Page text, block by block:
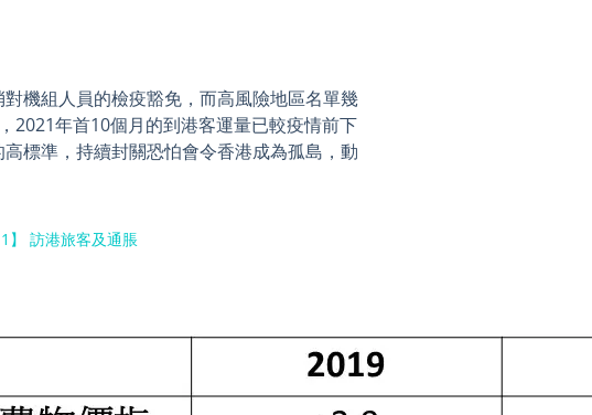
機組人員的檢疫豁免，而高風險地區名單幾
2021年首10個月的到港客運量已較疫情前下
標準，持續封關恐怕會令香港成為孤島，動
1】 訪港旅客及通脹